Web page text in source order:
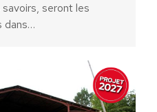
seront les
dans…